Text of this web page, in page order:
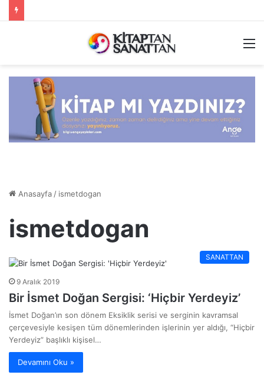
Anasayfa / ismetdogan
ismetdogan
SANATTAN
9 Aralık 2019
Bir İsmet Doğan Sergisi: ‘Hiçbir Yerdeyiz’
İsmet Doğan’ın son dönem Eksiklik serisi ve serginin kavramsal
çerçevesiyle kesişen tüm dönemlerinden işlerinin yer aldığı, “Hiçbir
Yerdeyiz” başlıklı kişisel…
Devamını Oku »